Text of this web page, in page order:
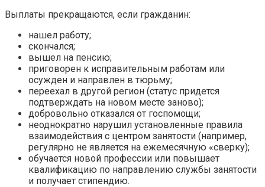
Выплаты прекращаются, если гражданин:
нашел работу;
скончался;
вышел на пенсию;
приговорен к исправительным работам или
осужден и направлен в тюрьму;
переехал в другой регион (статус придется
подтверждать на новом месте заново);
добровольно отказался от госпомощи;
неоднократно нарушил установленные правила
взаимодействия с центром занятости (например,
регулярно не является на ежемесячную «сверку);
обучается новой профессии или повышает
квалификацию по направлению службы занятости
и получает стипендию.